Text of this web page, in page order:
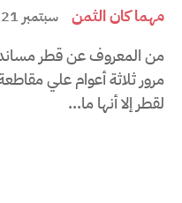
مهما كان الثمن سبتمبر 21, 2020
من المعروف عن قطر
مرور ثلاثة أعوام علي
لقطر إلا أنها ما...